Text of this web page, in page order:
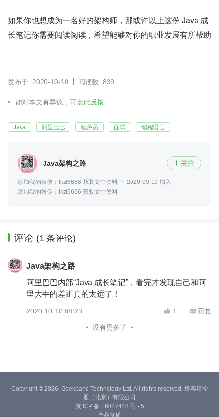
如果你也想成为一名好的架构师，那或许以上这份 Java 成
长笔记你需要阅读阅读，希望能够对你的职业发展有所帮助
发布于: 2020-10-10 阅读数: 839
如对本文有异议，可点此反馈
Java 阿里巴巴 程序员 面试 编程语言
Java架构之路  关注
添加我的微信：tkzl6666 获取文中资料
2020-09-19 加入
添加我的微信：tkzl6666 获取文中资料
评论 (1 条评论)
Java架构之路
阿里巴巴内部“Java 成长笔记”，看完才发现自己和阿
里大牛的差距真的太远了！
2020-10-10 08:23  1  回复
没有更多了
Copyright © 2026, Geekbang Technology Ltd. All rights reserved. 极客邦控
股（北京）有限公司
京 ICP 备 16027448 号 - 5
产品资质